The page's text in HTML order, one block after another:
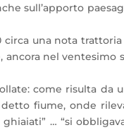
sull’apporto
una nota
nel
come risulta da
fiume, onde
… “si